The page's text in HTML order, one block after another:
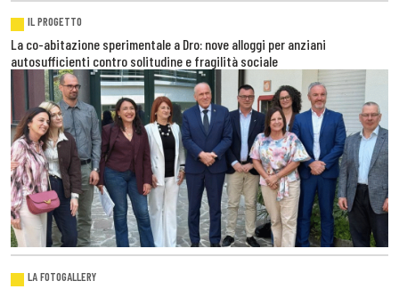
IL PROGETTO
La co-abitazione sperimentale a Dro: nove alloggi per anziani
autosufficienti contro solitudine e fragilità sociale
LA FOTOGALLERY